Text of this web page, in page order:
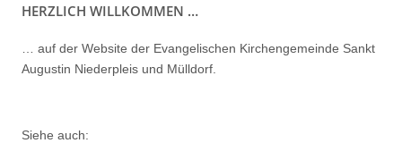
HERZLICH WILLKOMMEN …
… auf der Website der Evangelischen Kirchengemeinde Sankt
Augustin Niederpleis und Mülldorf.
Siehe auch: